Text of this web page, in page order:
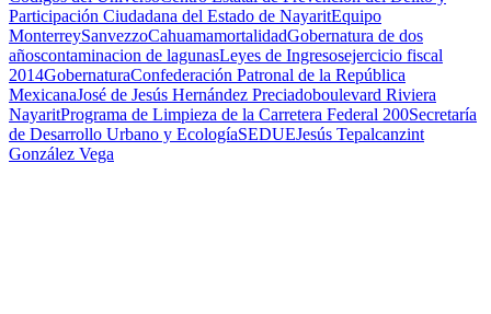
Participación Ciudadana del Estado de NayaritEquipo
MonterreySanvezzoCahuamamortalidadGobernatura de dos
añoscontaminacion de lagunasLeyes de Ingresosejercicio fiscal
2014GobernaturaConfederación Patronal de la República
MexicanaJosé de Jesús Hernández Preciadoboulevard Riviera
NayaritPrograma de Limpieza de la Carretera Federal 200Secretaría
de Desarrollo Urbano y EcologíaSEDUEJesús Tepalcanzint
González Vega